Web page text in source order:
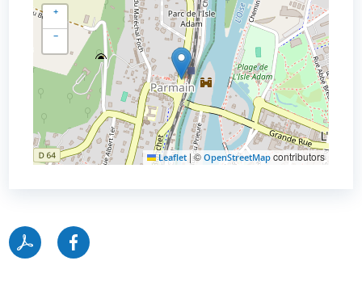
+
−
Leaflet |© OpenStreetMapcontributors